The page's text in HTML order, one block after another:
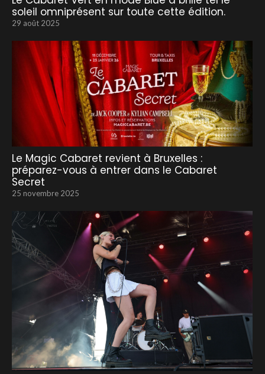
soleil omniprésent sur toute cette édition.
29 août 2025
Le Magic Cabaret revient à Bruxelles :
préparez-vous à entrer dans le Cabaret
Secret
25 novembre 2025